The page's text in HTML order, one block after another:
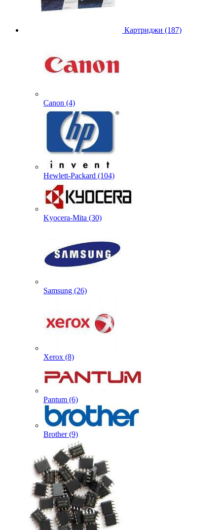
Картриджи (187)
Canon (4)
Hewlett-Packard (104)
Kyocera-Mita (30)
Samsung (26)
Xerox (8)
Pantum (6)
Brother (9)